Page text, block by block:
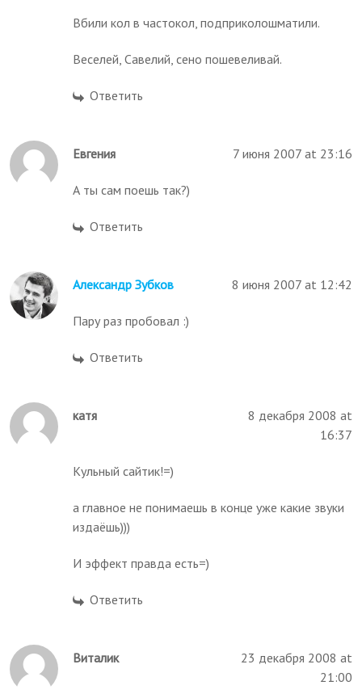
Вбили кол в частокол, подприколошматили.
Веселей, Савелий, сено пошевеливай.
Ответить
Евгения 7 июня 2007 at 23:16
А ты сам поешь так?)
Ответить
Александр Зубков 8 июня 2007 at 12:42
Пару раз пробовал :)
Ответить
катя
8 декабря 2008 at
16:37
Кульный сайтик!=)
а главное не понимаешь в конце уже какие звуки
издаёшь)))
И эффект правда есть=)
Ответить
Виталик
23 декабря 2008 at
21:00